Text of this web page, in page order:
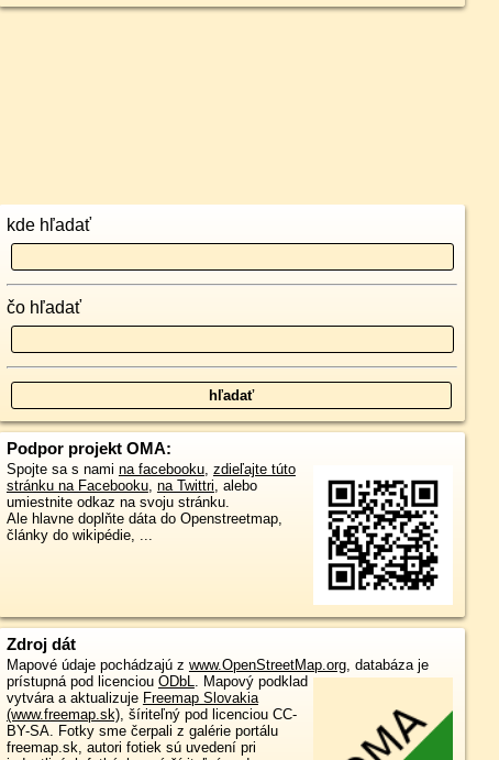
kde hľadať
čo hľadať
Podpor projekt OMA:
Spojte sa s nami na facebooku, zdieľajte túto
stránku na Facebooku, na Twittri, alebo
umiestnite odkaz na svoju stránku.
Ale hlavne doplňte dáta do Openstreetmap,
články do wikipédie, ...
Zdroj dát
Mapové údaje pochádzajú z www.OpenStreetMap.org, databáza je
prístupná pod licenciou ODbL. Mapový podklad
vytvára a aktualizuje Freemap Slovakia
(www.freemap.sk), šíriteľný pod licenciou CC-
BY-SA. Fotky sme čerpali z galérie portálu
freemap.sk, autori fotiek sú uvedení pri